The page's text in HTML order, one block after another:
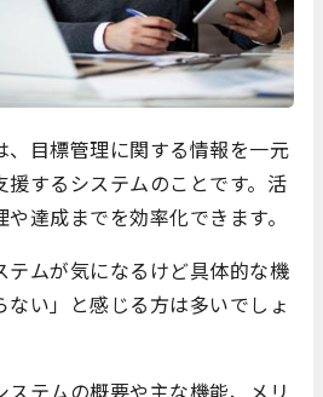
、目標管理に関する情報を一元
するシステムのことです。活
達成までを効率化できます。
テムが気になるけど具体的な機
い」と感じる方は多いでしょ
テムの概要や主な機能、メリ